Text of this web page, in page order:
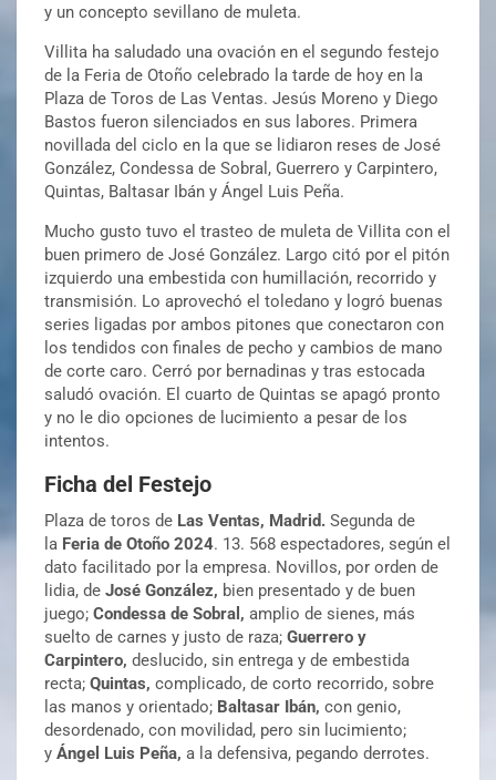
y un concepto sevillano de muleta.
Villita ha saludado una ovación en el segundo festejo
de la Feria de Otoño celebrado la tarde de hoy en la
Plaza de Toros de Las Ventas. Jesús Moreno y Diego
Bastos fueron silenciados en sus labores. Primera
novillada del ciclo en la que se lidiaron reses de José
González, Condessa de Sobral, Guerrero y Carpintero,
Quintas, Baltasar Ibán y Ángel Luis Peña.
Mucho gusto tuvo el trasteo de muleta de Villita con el
buen primero de José González. Largo citó por el pitón
izquierdo una embestida con humillación, recorrido y
transmisión. Lo aprovechó el toledano y logró buenas
series ligadas por ambos pitones que conectaron con
los tendidos con finales de pecho y cambios de mano
de corte caro. Cerró por bernadinas y tras estocada
saludó ovación. El cuarto de Quintas se apagó pronto
y no le dio opciones de lucimiento a pesar de los
intentos.
Ficha del Festejo
Plaza de toros de Las Ventas, Madrid. Segunda de
la Feria de Otoño 2024. 13. 568 espectadores, según el
dato facilitado por la empresa. Novillos, por orden de
lidia, de José González, bien presentado y de buen
juego; Condessa de Sobral, amplio de sienes, más
suelto de carnes y justo de raza; Guerrero y
Carpintero, deslucido, sin entrega y de embestida
recta; Quintas, complicado, de corto recorrido, sobre
las manos y orientado; Baltasar Ibán, con genio,
desordenado, con movilidad, pero sin lucimiento;
y Ángel Luis Peña, a la defensiva, pegando derrotes.